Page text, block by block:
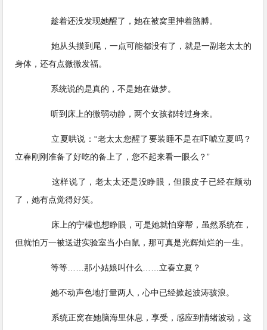
趁着还没发现她醒了，她在被窝里抻着胳膊。
她从头摸到尾，一点可能都没有了，就是一副老太太的
身体，还有点微微发福。
系统说的是真的，不是她在做梦。
听到床上的微弱动静，两个女孩都转过身来。
立夏哄说：“老太太您醒了要装睡不是在吓唬立夏吗？
立春刚刚准备了好吃的备上了，您不起来看一眼么？”
这样说了，老太太还是没睁眼，但眼皮子已经在颤动
了，她有点觉得好笑。
床上的宁檬也想睁眼，可是她就怕穿帮，虽然系统在，
但就怕万一被送进实验室当小白鼠，那可真是光辉灿烂的一生。
等等……那小姑娘叫什么……立春立夏？
她不动声色地打量两人，心中已经掀起波涛骇浪。
系统正窝在她脑海里休息，享受，感应到情绪波动，这